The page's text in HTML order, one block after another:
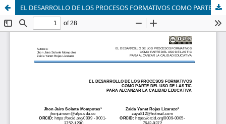
EL DESARROLLO DE LOS PROCESOS FORMATIVOS COMO PARTE DEL USO DE LAS TIC PARA ALCANZAR LA CALIDAD EDUCATIVA